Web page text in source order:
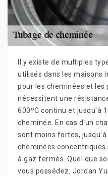
Il y existe de multiples
utilisés dans les maisons
pour les cheminées et les
nécessitent une
600ºC continu et jusqu'à
cheminée. En cas d'un
sont moins fortes, jusqu'à
cheminées
à gaz fermés. Quel que
vous possédez, Jordan